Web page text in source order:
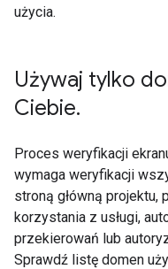
użycia.
Używaj tylko
Ciebie.
Proces weryfikacji
wymaga weryfikacji
stroną główną projektu,
korzystania z usługi,
przekierowań lub
Sprawdź listę domen